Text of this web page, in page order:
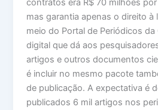
mas garantia apenas o direito à
meio do Portal de Periódicos
digital que dá aos
artigos e outros documentos
é incluir no mesmo pacote
de publicação. A expectativa é
publicados 6 mil artigos nos